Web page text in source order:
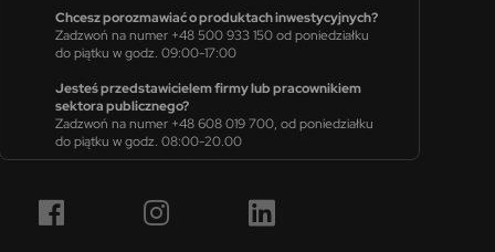
Chcesz porozmawiać o produktach inwestycyjnych?
Zadzwoń na numer +48 500 933 150 od poniedziałku
do piątku w godz. 09:00-17:00
Jesteś przedstawicielem firmy lub pracownikiem
sektora publicznego?
Zadzwoń na numer +48 608 019 700, od poniedziałku
do piątku w godz. 08:00-20.00